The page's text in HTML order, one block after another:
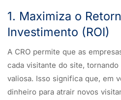
1. Maximiza o
Investimento (ROI)
A CRO permite que as
cada visitante do site, tornando
valiosa. Isso significa que, em
dinheiro para atrair novos